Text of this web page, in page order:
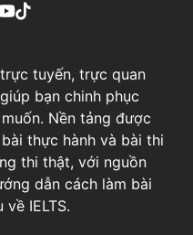
tuyến, trực quan
bạn chinh phục
Nền tảng được
thực hành và bài thi
thi thật, với nguồn
dẫn cách làm bài
IELTS.